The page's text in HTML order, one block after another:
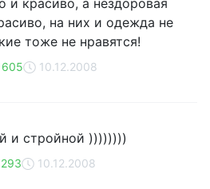
и красиво, а нездоровая
на них и одежда не
тоже не нравятся!
605 10.12.2008
и стройной ))))))))
10.12.2008